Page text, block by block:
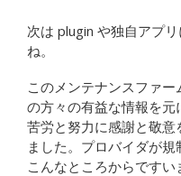
次は plugin や独自アプ
ね。
このメンテナンスファ
の方々の有益な情報を
苦労と努力に感謝と敬
ました。プロバイダが規
こんなところからですい